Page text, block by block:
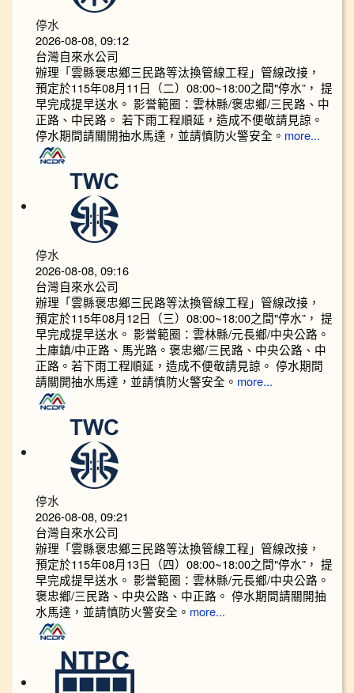
停水
2026-08-08, 09:12
台灣自來水公司
辦理「雲縣褒忠鄉三民路等汰換管線工程」管線改接，
預定於115年08月11日（二）08:00~18:00之間"停水”， 提
早完成提早送水。 影誉範圈：雲林縣/褒忠鄉/三民路、中
正路、中民路。 若下雨工程順延，造成不便敬請見諒。
停水期間請關開抽水馬達，並請慎防火警安全。 more...
停水
2026-08-08, 09:16
台灣自來水公司
辦理「雲縣褒忠鄉三民路等汰換管線工程」管線改接，
預定於115年08月12日（三）08:00~18:00之間"停水”， 提
早完成提早送水。 影誉範圈：雲林縣/元長鄉/中央公路。
土庫鎮/中正路、馬光路。褒忠鄉/三民路、中央公路、中
正路。若下雨工程順延，造成不便敬請見諒。 停水期間
請關開抽水馬達，並請慎防火警安全。 more...
停水
2026-08-08, 09:21
台灣自來水公司
辦理「雲縣褒忠鄉三民路等汰換管線工程」管線改接，
預定於115年08月13日（四）08:00~18:00之間"停水”， 提
早完成提早送水。 影誉範圈：雲林縣/元長鄉/中央公路。
褒忠鄉/三民路、中央公路、中正路。 停水期間請關開抽
水馬達，並請慎防火警安全。 more...